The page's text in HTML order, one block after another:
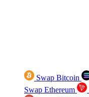
Swap Bitcoin
Swap Ethereum